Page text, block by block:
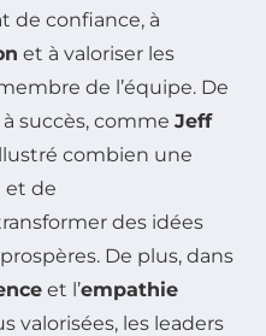
de confiance, à
et à valoriser les
de l’équipe. De
succès, comme Jeff
combien une
et de
des idées
De plus, dans
et l’empathie
valorisées, les leaders